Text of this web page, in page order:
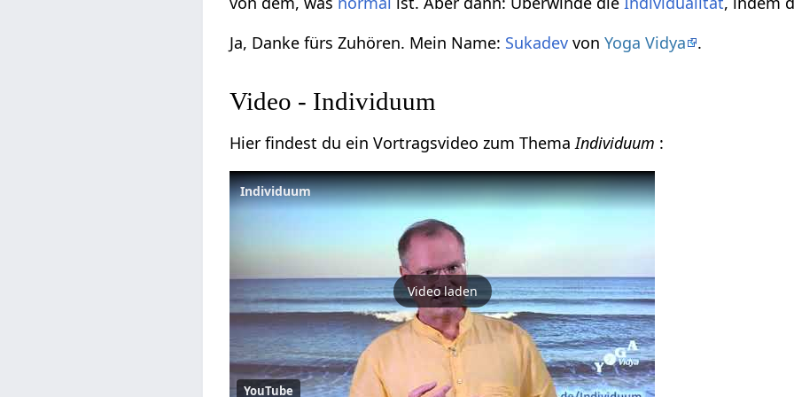
Ja, Danke fürs Zuhören. Mein Name: Sukadev vonYoga Vidya .
Video - Individuum
Hier findest du ein Vortragsvideo zum ThemaIndividuum :
Individuum
Video laden
YouTube